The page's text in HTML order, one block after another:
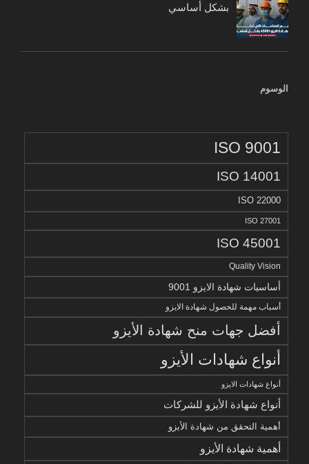
بشكل أساسي
الوسوم
ISO 9001
ISO 14001
ISO 22000
ISO 27001
ISO 45001
Quality Vision
أساسيات شهادة الايزو 9001
أسباب مهمة للحصول شهادة الايزو
أفضل جهات منح شهادة الأيزو
أنواع شهادات الأيزو
أنواع شهادات الايزو
أنواع شهادة الأيزو للشركات
أهمية التحقق من شهادة الأيزو
أهمية شهادة الأيزو